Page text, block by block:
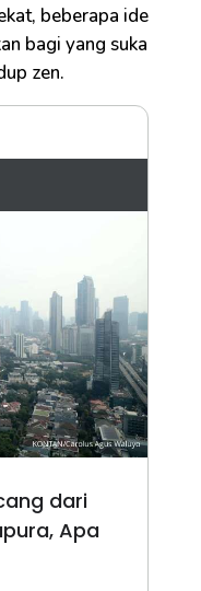
beberapa ide
bagi yang suka
zen.
dari
Apa